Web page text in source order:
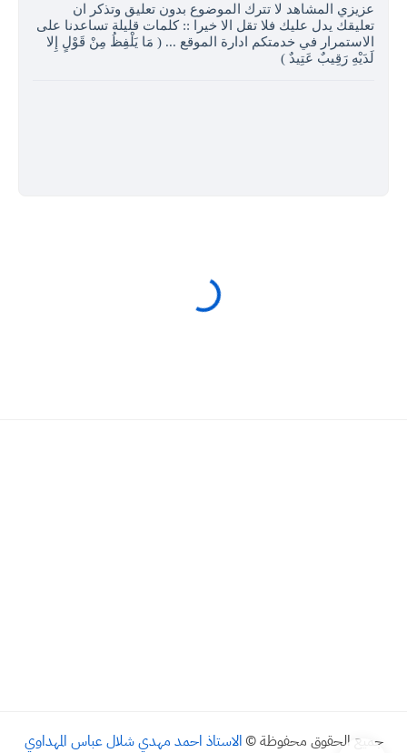
عزيزي المشاهد لا تترك الموضوع بدون تعليق وتذكر ان
تعليقك يدل عليك فلا تقل الا خيرا :: كلمات قليلة تساعدنا على
الاستمرار في خدمتكم ادارة الموقع ... ( مَا يَلْفِظُ مِنْ قَوْلٍ إِلا
لَدَيْهِ رَقِيبٌ عَتِيدٌ )
جميع الحقوق محفوظة © الاستاذ احمد مهدي شلال عباس المهداوي